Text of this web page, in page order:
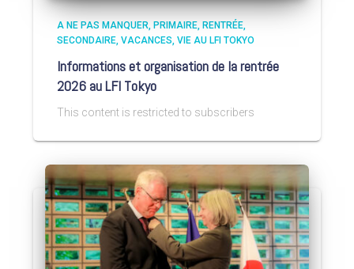
A NE PAS MANQUER PRIMAIRE RENTRÉE
SECONDAIRE VACANCES VIE AU LFI TOKYO
Informations et organisation de la rentrée
2026 au LFI Tokyo
This content is restricted to subscribers